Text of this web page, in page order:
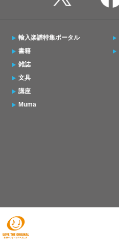
輸入楽譜特集ポータル
書籍
雑誌
文具
講座
Muma